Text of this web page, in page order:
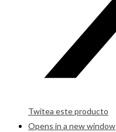
Twitea este producto
Opens in a new window